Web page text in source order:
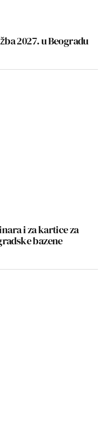
2027. u Beogradu
i za kartice za
bazene